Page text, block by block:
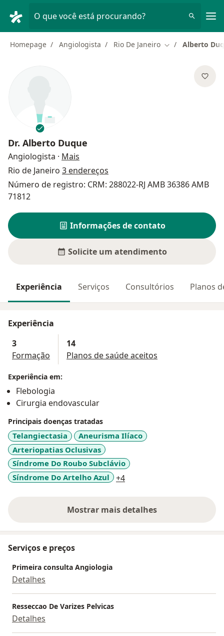
O que você está procurando?
Homepage Angiologista Rio De Janeiro Mudar de cidade
Alberto
Dr. Alberto Duque
Angiologista · Mais
Rio de Janeiro 3 endereços
Número de registro: CRM: 288022-RJ AMB 36386 AMB
71812
Informações de contato
Solicite um atendimento
Experiência Serviços Consultórios Planos
Experiência
3
Formação
14
Planos de saúde aceitos
Experiência em:
Flebologia
Cirurgia endovascular
Principais doenças tratadas
Telangiectasia
Aneurisma Ilíaco
Arteriopatias Oclusivas
Síndrome Do Roubo Subclávio
Síndrome Do Artelho Azul
+4a11y_sr_more_diseases
Mostrar mais detalhes
sobre a experiência
Serviços e preços
Primeira consulta Angiologia
Detalhes
Resseccao De Varizes Pelvicas
Detalhes